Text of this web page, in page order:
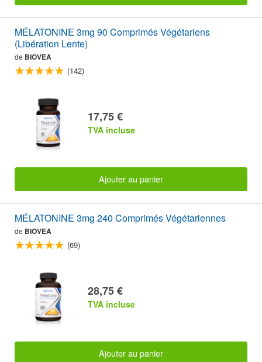
MÉLATONINE 3mg 90 Comprimés Végétariens
(Libération Lente)
de BIOVEA
(142)
17,75 €
TVA incluse
Ajouter au panier
MÉLATONINE 3mg 240 Comprimés Végétariennes
de BIOVEA
(69)
28,75 €
TVA incluse
Ajouter au panier